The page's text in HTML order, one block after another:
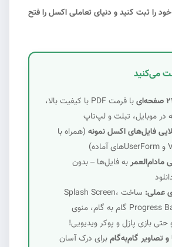
را ثبت کنید و دنیای تعاملی اکسل را فتح
می‌کنید
با فرمت PDF با کیفیت بالا،
در موبایل، تبلت و لپ‌تاپ
فایل‌های اکسل نمونه (همراه با
به فایل‌ها – بدون
عملی:
ساخت Splash Screen،
Progress Bar، Wizard گام به گام، منوی
بازی پازل و پوکر ویدیویی!
تصاویر گام‌به‌گامبرای درک آسان